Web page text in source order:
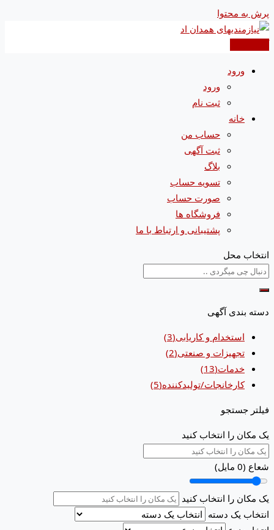
پرش به محتوا
ورود
ورود
ثبت نام
خانه
حساب من
ثبت آگهی
بلاگ
تسویه حساب
صورت حساب
فروشگاه ها
پشتیبانی و ارتباط با ما
انتخاب محل
دسته بندی آگهی
استخدام و کاریابی(3)
تجهیزات و صنعتی(2)
خدمات(13)
کارخانجات/تولیدکننده(5)
فیلتر جستجو
یک مکان را انتخاب کنید
شعاع (0 مایل)
یک مکان را انتخاب کنید
انتخاب یک دسته